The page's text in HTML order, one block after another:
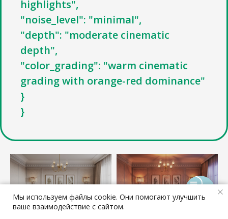
highlights",
"noise_level": "minimal",
"depth": "moderate cinematic
depth",
"color_grading": "warm cinematic
grading with orange-red dominance"
}
}
Мы используем файлы cookie. Они помогают улучшить
ваше взаимодействие с сайтом.